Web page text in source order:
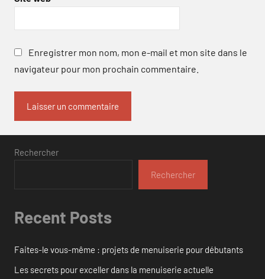
Enregistrer mon nom, mon e-mail et mon site dans le
navigateur pour mon prochain commentaire.
Rechercher
Rechercher
Recent Posts
Faites-le vous-même : projets de menuiserie pour débutants
Les secrets pour exceller dans la menuiserie actuelle